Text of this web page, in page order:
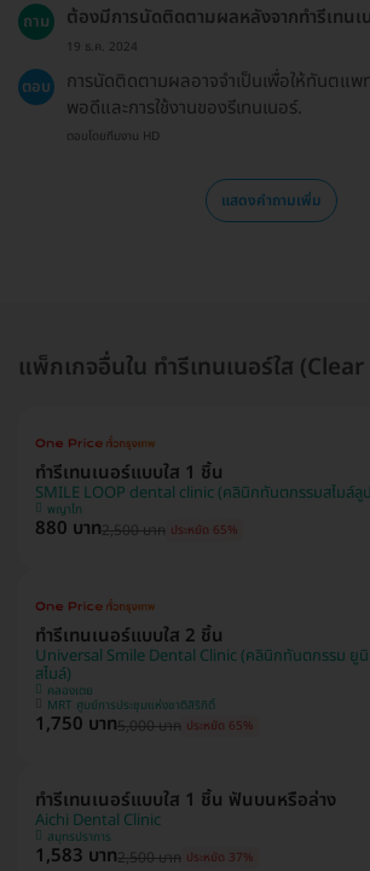
ถาม ต้องมีการนัดติดตามผลหลังจากทำรีเทนเ
19 ธ.ค. 2024
ตอบ
การนัดติดตามผลอาจจำเป็นเพื่อให้ทันตแ
พอดีและการใช้งานของรีเทนเนอร์.
ตอบโดยทีมงาน HD
แสดงคำถามเพิ่ม
แพ็กเกจอื่นใน ทำรีเทนเนอร์ใส
ทำรีเทนเนอร์แบบใส 1 ชิ้น
SMILE LOOP dental clinic (คลินิกทันตกรรมสไมล์ลู
พญาไท
880 บาท2,500 บาท ประหยัด 65%
ทำรีเทนเนอร์แบบใส 2 ชิ้น
Universal Smile Dental Clinic (คลินิกทันตกรรม ยูนิ
สไมล์)
คลองเตย
MRT ศูนย์การประชุมแห่งชาติสิริกิติ์
1,750 บาท5,000 บาท ประหยัด 65%
ทำรีเทนเนอร์แบบใส 1 ชิ้น ฟันบนหรือล่าง
Aichi Dental Clinic
สมุทรปราการ
1,583 บาท2,500 บาท ประหยัด 37%